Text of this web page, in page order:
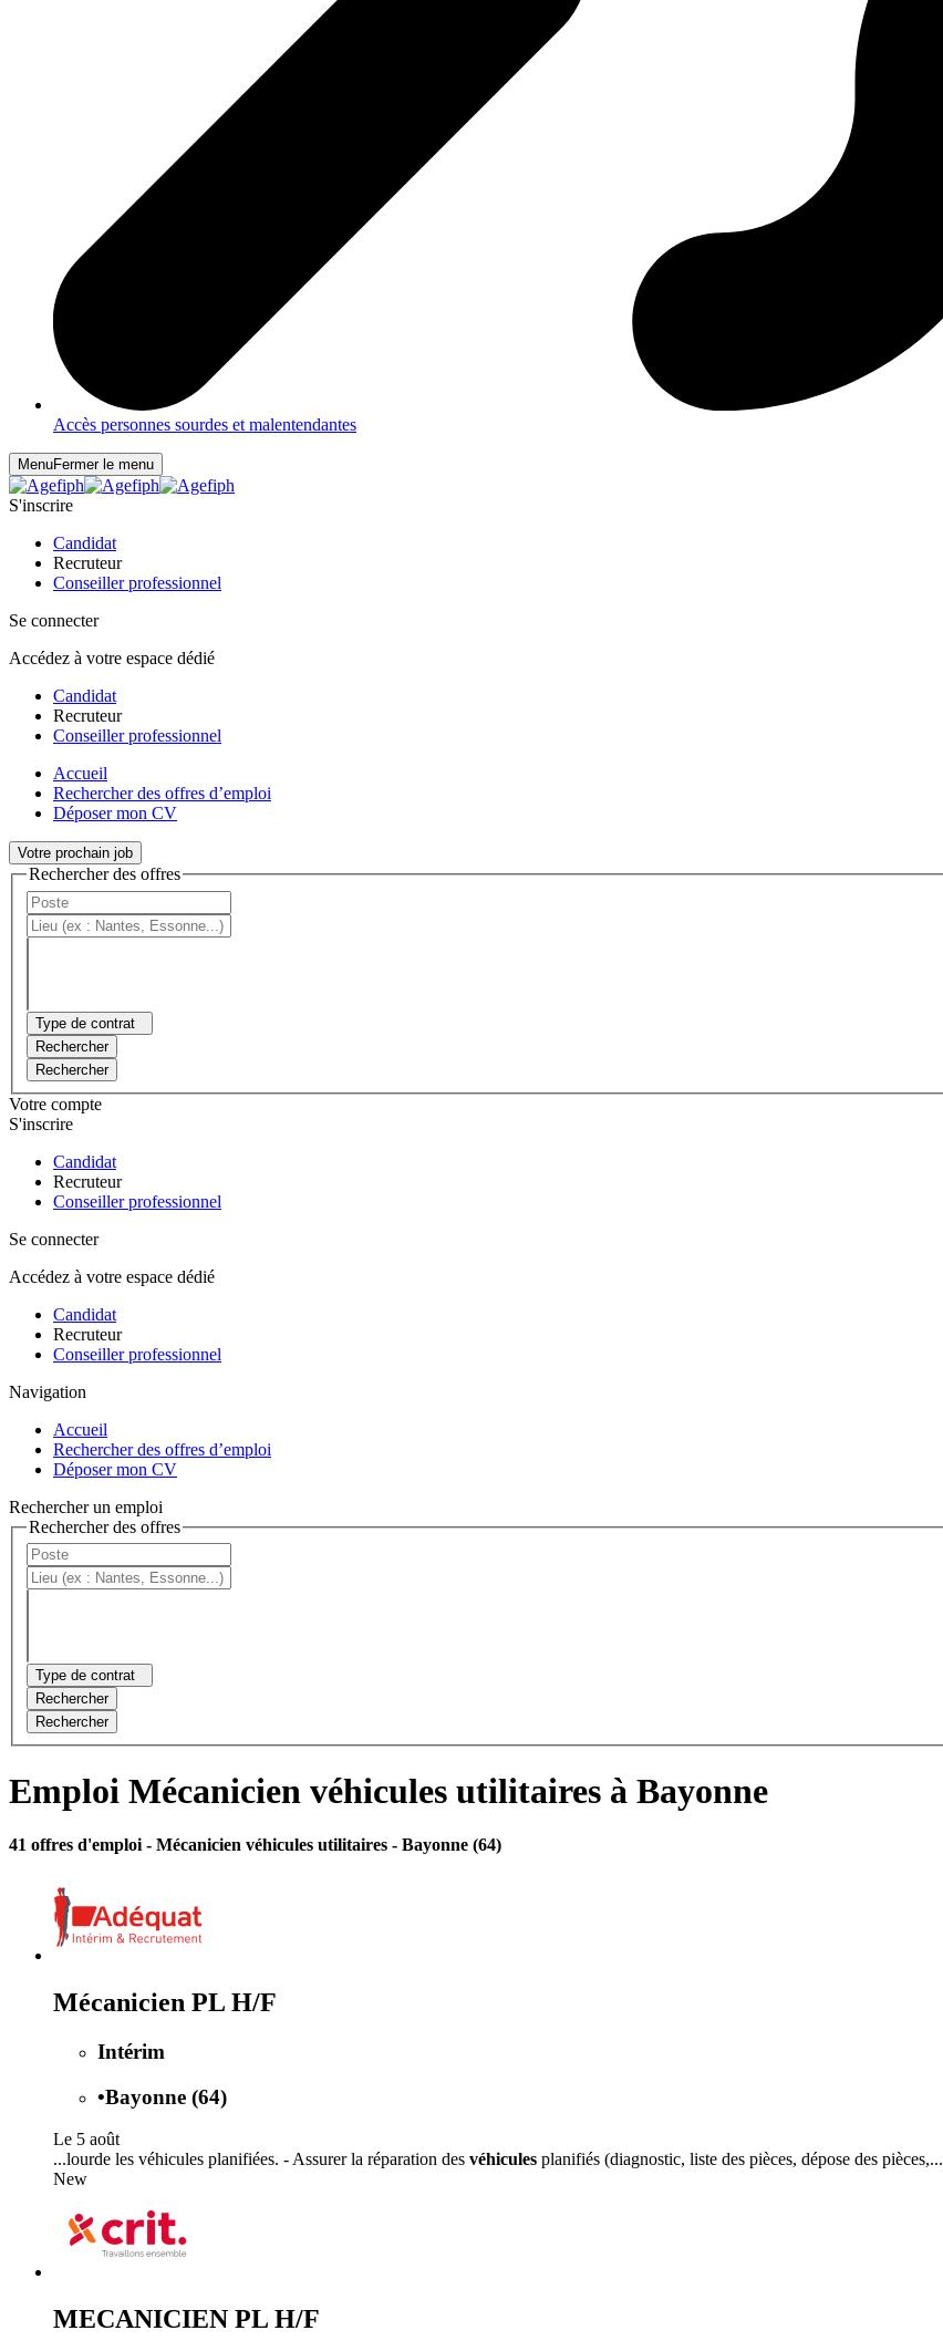
Accès personnes sourdes et malentendantes
MenuFermer le menu
S'inscrire
Candidat
Recruteur
Conseiller professionnel
Se connecter
Accédez à votre espace dédié
Candidat
Recruteur
Conseiller professionnel
Accueil
Rechercher des offres d’emploi
Déposer mon CV
Votre prochain job
Rechercher des offres
Type de contrat
Rechercher
Rechercher
Votre compte
S'inscrire
Candidat
Recruteur
Conseiller professionnel
Se connecter
Accédez à votre espace dédié
Candidat
Recruteur
Conseiller professionnel
Navigation
Accueil
Rechercher des offres d’emploi
Déposer mon CV
Rechercher un emploi
Rechercher des offres
Type de contrat
Rechercher
Rechercher
Emploi Mécanicien véhicules utilitaires à Bayonne
41 offres d'emploi - Mécanicien véhicules utilitaires - Bayonne (64)
Mécanicien PL H/F
Intérim
•Bayonne (64)
Le 5 août
...lourde les véhicules planifiées. - Assurer la réparation des véhicules planifiés (diagnostic, liste des pièces, dépose des pièces,...
New
MECANICIEN PL H/F